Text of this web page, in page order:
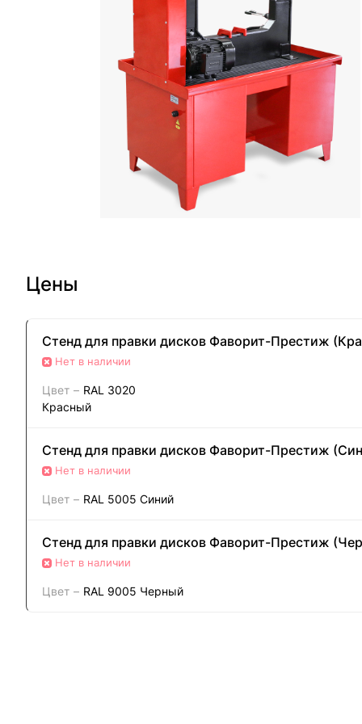
Цены
Стенд для правки дисков Фаворит-Престиж
Нет в наличии
Цвет – RAL 3020
Красный
Стенд для правки дисков Фаворит-Престиж
Нет в наличии
Цвет – RAL 5005 Синий
Стенд для правки дисков Фаворит-Престиж
Нет в наличии
Цвет – RAL 9005 Черный